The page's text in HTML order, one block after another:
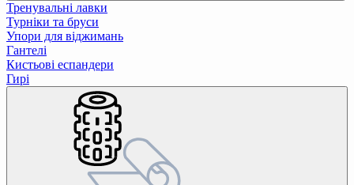
Тренувальні лавки
Турніки та бруси
Упори для віджимань
Гантелі
Кистьові еспандери
Гирі